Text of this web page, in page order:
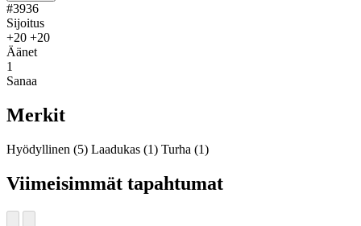
#3936
Sijoitus
+20 +20
Äänet
1
Sanaa
Merkit
Hyödyllinen (5) Laadukas (1) Turha (1)
Viimeisimmät tapahtumat